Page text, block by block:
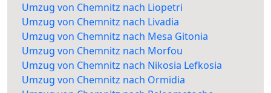
Umzug von Chemnitz nach Liopetri
Umzug von Chemnitz nach Livadia
Umzug von Chemnitz nach Mesa Gitonia
Umzug von Chemnitz nach Morfou
Umzug von Chemnitz nach Nikosia Lefkosia
Umzug von Chemnitz nach Ormidia